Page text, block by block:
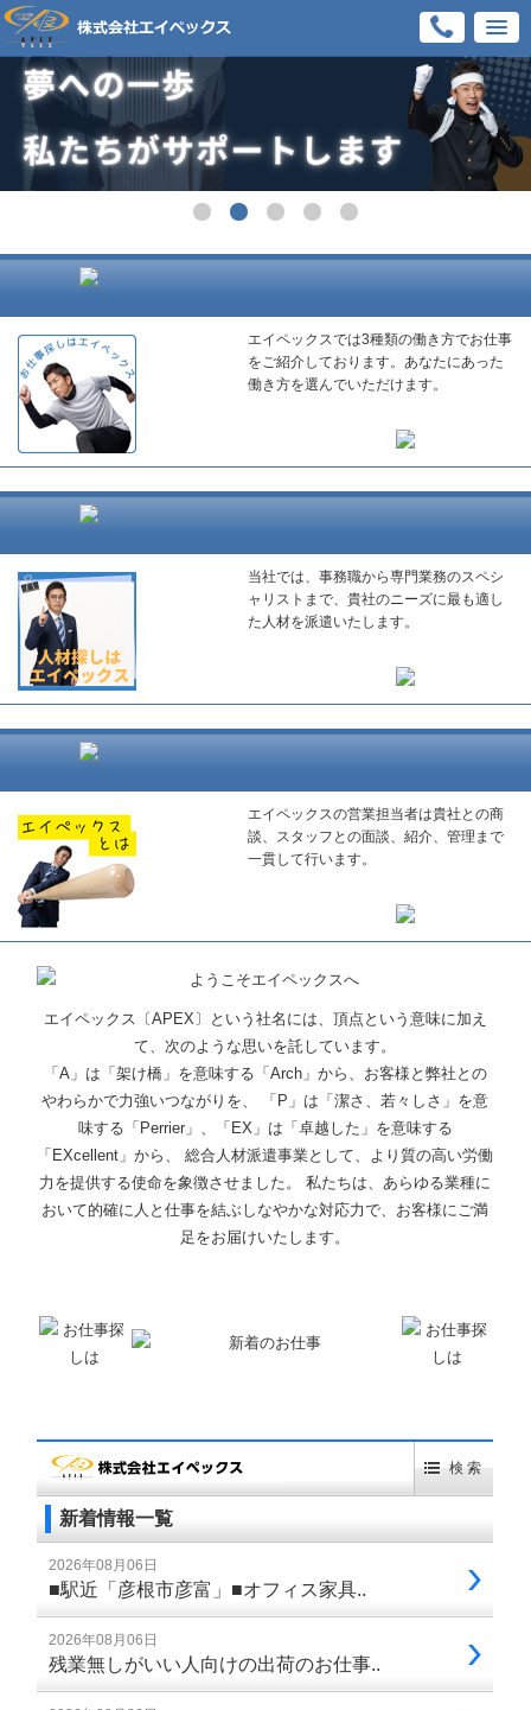
エイペックスでは3種類の働き方でお仕事
をご紹介しております。あなたにあった
働き方を選んでいただけます。
当社では、事務職から専門業務のスペシ
ャリストまで、貴社のニーズに最も適し
た人材を派遣いたします。
エイペックスの営業担当者は貴社との商
談、スタッフとの面談、紹介、管理まで
一貫して行います。
エイペックス〔APEX〕という社名には、頂点という意味に加え
て、次のような思いを託しています。
「A」は「架け橋」を意味する「Arch」から、お客様と弊社との
やわらかで力強いつながりを、 「P」は「潔さ、若々しさ」を意
味する「Perrier」、「EX」は「卓越した」を意味する
「EXcellent」から、 総合人材派遣事業として、より質の高い労働
力を提供する使命を象徴させました。 私たちは、あらゆる業種に
おいて的確に人と仕事を結ぶしなやかな対応力で、お客様にご満
足をお届けいたします。